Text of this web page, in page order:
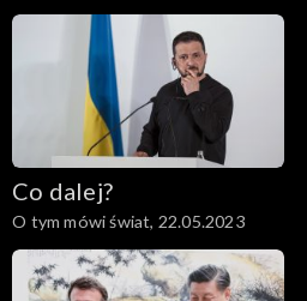
dzieciom?, 01.06.2023
Co dalej?
O tym mówi świat, 22.05.2023